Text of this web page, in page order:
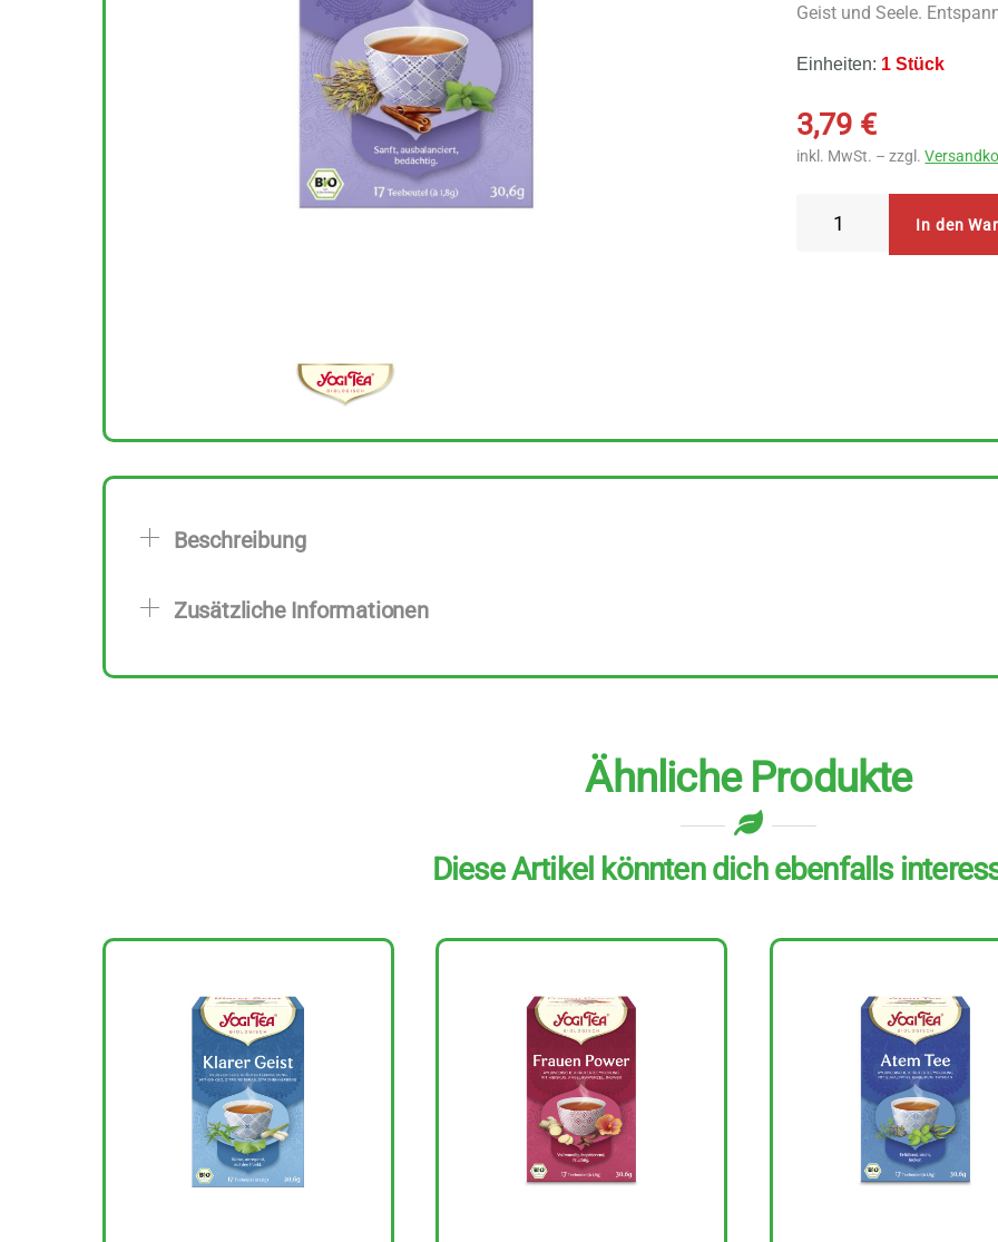
Geist und Seele.
Einheiten: 1 Stück
3,79 €
inkl. MwSt. – zzgl.
In den
Beschreibung
Zusätzliche Informationen
Ähnliche Produkte
Diese Artikel könnten dich ebenfalls